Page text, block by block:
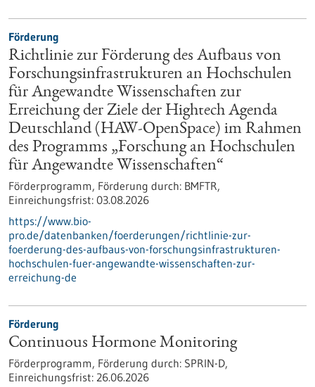
Förderung
Richtlinie zur Förderung des Aufbaus von
Forschungsinfrastrukturen an Hochschulen
für Angewandte Wissenschaften zur
Erreichung der Ziele der Hightech Agenda
Deutschland (HAW-OpenSpace) im Rahmen
des Programms „Forschung an Hochschulen
für Angewandte Wissenschaften“
Förderprogramm, Förderung durch: BMFTR,
Einreichungsfrist: 03.08.2026
https://www.bio-
pro.de/datenbanken/foerderungen/richtlinie-zur-
foerderung-des-aufbaus-von-forschungsinfrastrukturen-
hochschulen-fuer-angewandte-wissenschaften-zur-
erreichung-de
Förderung
Continuous Hormone Monitoring
Förderprogramm, Förderung durch: SPRIN-D,
Einreichungsfrist: 26.06.2026